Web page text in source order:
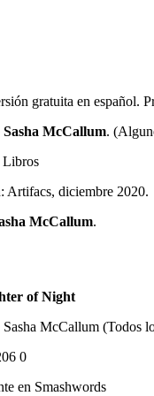
gratuita en español.
Sasha McCallum.
diciembre 2020.
McCallum.
of Night
McCallum (Todos
0
en Smashwords